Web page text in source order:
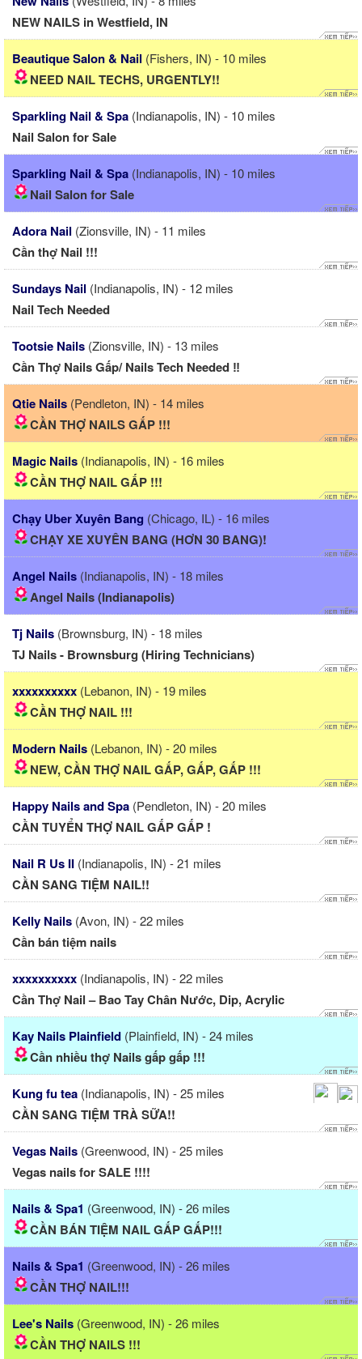
NEW NAILS in Westfield, IN
Beautique Salon & Nail (Fishers, IN) - 10 miles
NEED NAIL TECHS, URGENTLY!!
Sparkling Nail & Spa (Indianapolis, IN) - 10 miles
Nail Salon for Sale
Sparkling Nail & Spa (Indianapolis, IN) - 10 miles
Nail Salon for Sale
Adora Nail (Zionsville, IN) - 11 miles
Cần thợ Nail !!!
Sundays Nail (Indianapolis, IN) - 12 miles
Nail Tech Needed
Tootsie Nails (Zionsville, IN) - 13 miles
Cần Thợ Nails Gấp/ Nails Tech Needed ‼️
Qtie Nails (Pendleton, IN) - 14 miles
CẦN THỢ NAILS GẤP !!!
Magic Nails (Indianapolis, IN) - 16 miles
CẦN THỢ NAIL GẤP !!!
Chạy Uber Xuyên Bang (Chicago, IL) - 16 miles
CHẠY XE XUYÊN BANG (HƠN 30 BANG)!
Angel Nails (Indianapolis, IN) - 18 miles
Angel Nails (Indianapolis)
Tj Nails (Brownsburg, IN) - 18 miles
TJ Nails - Brownsburg (Hiring Technicians)
xxxxxxxxxx (Lebanon, IN) - 19 miles
CẦN THỢ NAIL !!!
Modern Nails (Lebanon, IN) - 20 miles
NEW, CẦN THỢ NAIL GẤP, GẤP, GẤP !!!
Happy Nails and Spa (Pendleton, IN) - 20 miles
CẦN TUYỂN THỢ NAIL GẤP GẤP !
Nail R Us II (Indianapolis, IN) - 21 miles
CẦN SANG TIỆM NAIL!!
Kelly Nails (Avon, IN) - 22 miles
Cần bán tiệm nails
xxxxxxxxxx (Indianapolis, IN) - 22 miles
Cần Thợ Nail – Bao Tay Chân Nước, Dip, Acrylic
Kay Nails Plainfield (Plainfield, IN) - 24 miles
Cần nhiều thợ Nails gấp gấp !!!
Kung fu tea (Indianapolis, IN) - 25 miles
CẦN SANG TIỆM TRÀ SỮA!!
Vegas Nails (Greenwood, IN) - 25 miles
Vegas nails for SALE !!!!
Nails & Spa1 (Greenwood, IN) - 26 miles
CẦN BÁN TIỆM NAIL GẤP GẤP!!!
Nails & Spa1 (Greenwood, IN) - 26 miles
CẦN THỢ NAIL!!!
Lee's Nails (Greenwood, IN) - 26 miles
CẦN THỢ NAILS !!!